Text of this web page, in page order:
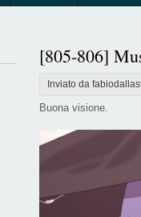
[805-806]
Inviato da
Buona visione.